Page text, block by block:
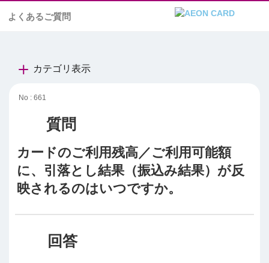
よくあるご質問
カテゴリ表示
No : 661
カードのご利用残高／ご利用可能額
に、引落とし結果（振込み結果）が反
映されるのはいつですか。